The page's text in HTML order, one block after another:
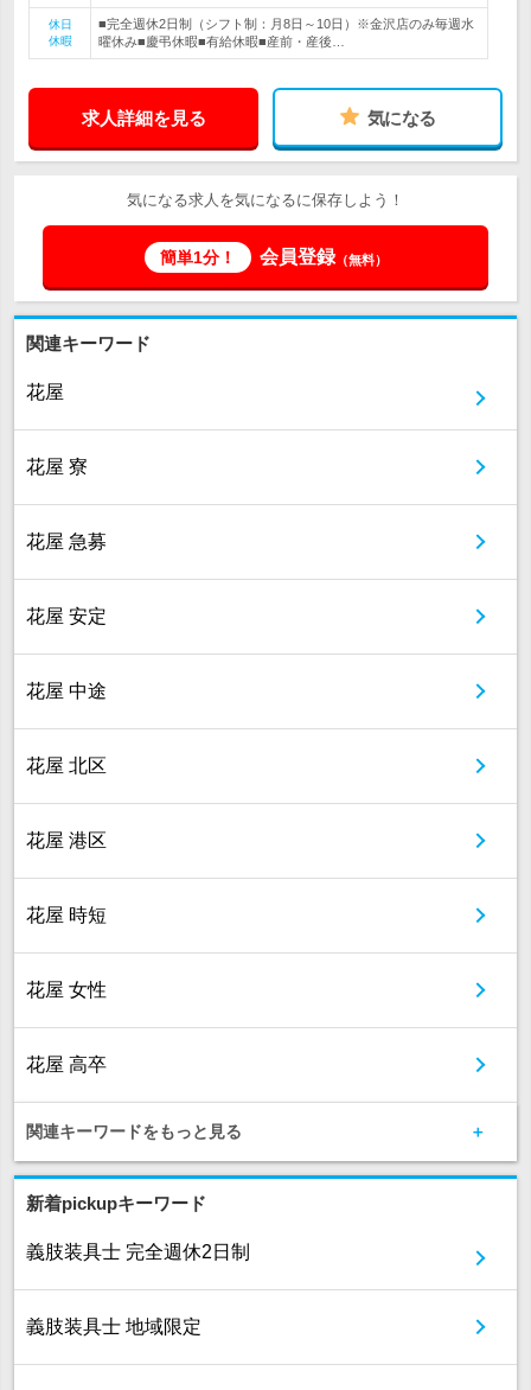
休日
休暇
■完全週休2日制（シフト制：月8日～10日）※金沢店のみ毎週水
曜休み■慶弔休暇■有給休暇■産前・産後…
求人詳細を見る 気になる
気になる求人を気になるに保存しよう！
簡単1分！ 会員登録（無料）
関連キーワード
花屋
花屋 寮
花屋 急募
花屋 安定
花屋 中途
花屋 北区
花屋 港区
花屋 時短
花屋 女性
花屋 高卒
関連キーワードをもっと見る
新着pickupキーワード
義肢装具士 完全週休2日制
義肢装具士 地域限定